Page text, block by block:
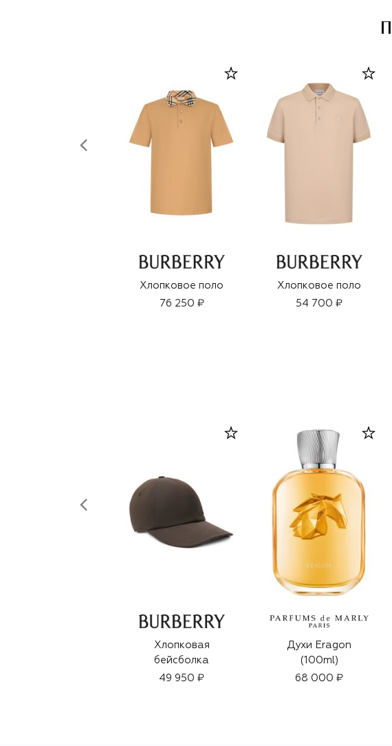
Хлопковое поло
76 250 ₽
Хлопковое поло
54 700 ₽
Хлопковая
бейсболка
49 950 ₽
Духи Eragon
(100ml)
68 000 ₽